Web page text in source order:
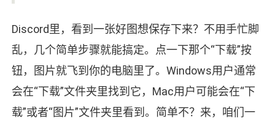
Discord里，看到一张好图想保存下来？不用手忙脚
乱，几个简单步骤就能搞定。点一下那个“下载”按
钮，图片就飞到你的电脑里了。Windows用户通常
会在“下载”文件夹里找到它，Mac用户可能会在“下
载”或者“图片”文件夹里看到。简单不？来，咱们一